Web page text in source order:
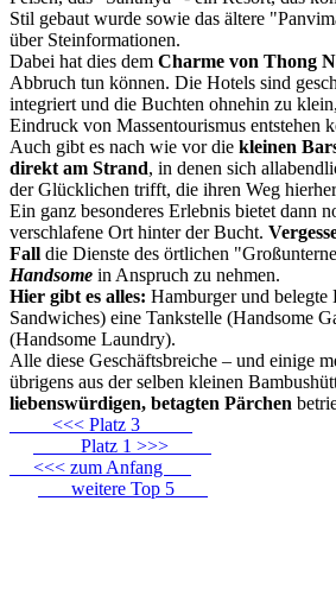
Stil gebaut wurde sowie das ältere
über Steinformationen.
Dabei hat dies dem Charme von Thong
Abbruch tun können. Die Hotels sind
integriert und die Buchten ohnehin zu
Eindruck von Massentourismus entstehen
Auch gibt es nach wie vor die kleinen
direkt am Strand, in denen sich
der Glücklichen trifft, die ihren Weg
Ein ganz besonderes Erlebnis bietet dann
verschlafene Ort hinter der Bucht.
Fall die Dienste des örtlichen
Handsome in Anspruch zu nehmen.
Hier gibt es alles: Hamburger und belegte
Sandwiches) eine Tankstelle (Handsome
(Handsome Laundry).
Alle diese Geschäftsbreiche – und einige
übrigens aus der selben kleinen
liebenswürdigen, betagten Pärchen
<<< Platz 3
Platz 1 >>>
<<< zum Anfang
weitere Top 5